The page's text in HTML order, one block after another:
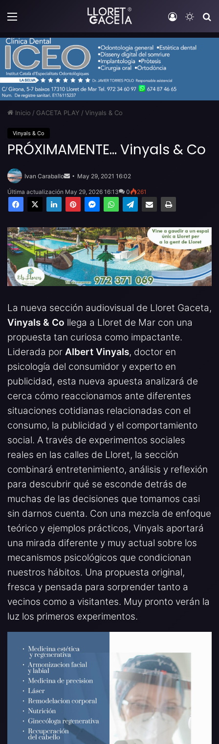
Menú Iniciar
Inicio / GACETA PLAY / Vinyals & Co
Vinyals & Co
PRÓXIMAMENTE… Vinyals & Co
Ivan Caraballo
email
May 29, 2021 16:02
Última actualización May 29, 2026 16:13 0 261
Facebook
X LinkedInPinterestMessengerWhatsAppTelegramCompartir por email Imprimir
La nueva sección audiovisual de Lloret Gaceta,
Vinyals & Co llega a Lloret de Mar con una
propuesta tan curiosa como impactante.
Liderada por Albert Vinyals, doctor en
psicología del consumidor y experto en
publicidad, esta nueva apuesta analizará de
cerca cómo reaccionamos ante diferentes
situaciones cotidianas relacionadas con el
consumo, la publicidad y el comportamiento
social. A través de experimentos sociales
reales en las calles de Lloret, la sección
combinará entretenimiento, análisis y reflexión
para descubrir qué se esconde detrás de
muchas de las decisiones que tomamos casi
sin darnos cuenta. Con una mezcla de enfoque
teórico y ejemplos prácticos, Vinyals aportará
una mirada diferente y muy actual sobre los
mecanismos psicológicos que condicionan
nuestros hábitos. Una propuesta original,
fresca y pensada para sorprender tanto a
vecinos como a visitantes. Muy pronto verán la
luz los primeros experimentos.